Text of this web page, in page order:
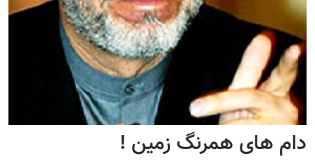
دام های همرنگ زمین !